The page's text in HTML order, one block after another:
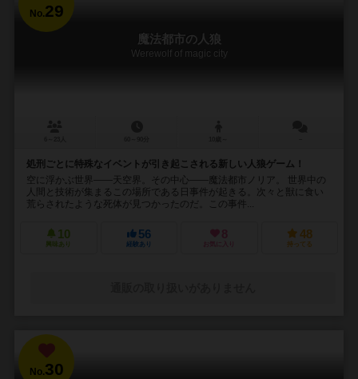
No.29
魔法都市の人狼
Werewolf of magic city
処刑ごとに特殊なイベントが引き起こされる新しい人狼ゲーム！
空に浮かぶ世界――天空界。その中心――魔法都市ノリア。 世界中の
人間と技術が集まるこの場所である日事件が起きる。次々と獣に食い
荒らされたような死体が見つかったのだ。この事件...
10
興味あり
56
経験あり
8
お気に入り
48
持ってる
No.30